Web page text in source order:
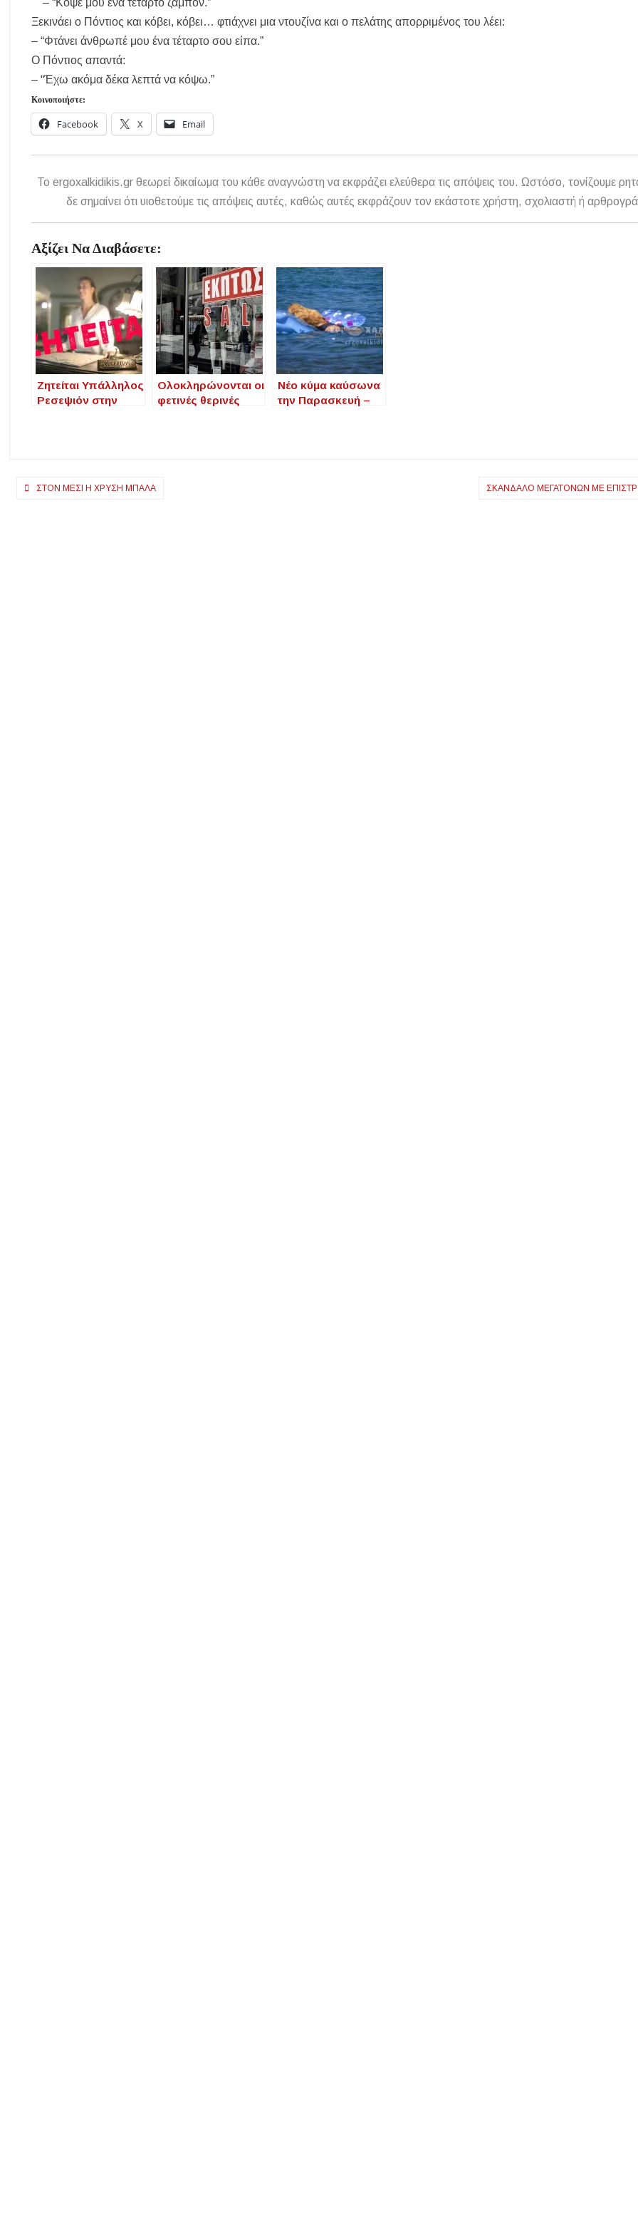
Δήμος Κασσάνδρας: Εντός μικροβιολογικών ορίων το νερό στη Σίβηρη – Τέλος η προληπτική απαγόρευση χρήσης
Ιερά Πανήγυρις: Κοιμήσεως Θεοτόκου Πορταριάς Χαλκιδικής
ΥΓΙΑΙΝΕΙΝ: Δωρεάν προληπτικές εξετάσεις μέσω του προγράμματος «ΠΡΟΛΑΜΒΑΝΩ» έως το 2030
Σίβηρη Χαλκιδικής: Απαγόρευση χρήσης του νερού για πόση μετά από μικροβιολογική επιβάρυνση
Χαλκιδική: Οι ουρές στα σύνορα των Ευζώνων «φρενάρουν» τον τουρισμό – Πολύωρη αναμονή και απώλειες στις κρατήσεις
– “Κόψε μου ένα τέταρτο ζαμπόν.”
Ξεκινάει ο Πόντιος και κόβει, κόβει… φτιάχνει μια ντουζίνα και ο πελάτης απορριμένος του λέει:
– “Φτάνει άνθρωπέ μου ένα τέταρτο σου είπα.”
Ο Πόντιος απαντά:
– “Έχω ακόμα δέκα λεπτά να κόψω.”
Κοινοποιήστε:
Facebook X Email
To ergoxalkidikis.gr θεωρεί δικαίωμα του κάθε αναγνώστη να εκφράζει ελεύθερα τις απόψεις του. Ωστόσο, τονίζουμε
δε σημαίνει ότι υιοθετούμε τις απόψεις αυτές, καθώς αυτές εκφράζουν τον εκάστοτε χρήστη, σχολιαστή ή
Αξίζει Να Διαβάσετε:
Ζητείται Υπάλληλος
Ρεσεψιόν στην
Ολοκληρώνονται οι
φετινές θερινές
Νέο κύμα καύσωνα
την Παρασκευή –
Πλοήγηση
ΣΤΟΝ ΜΈΣΙ Η ΧΡΥΣΉ ΜΠΆΛΑ ΣΚΆΝΔΑΛΟ ΜΕΓΑΤΌΝΩΝ ΜΕ